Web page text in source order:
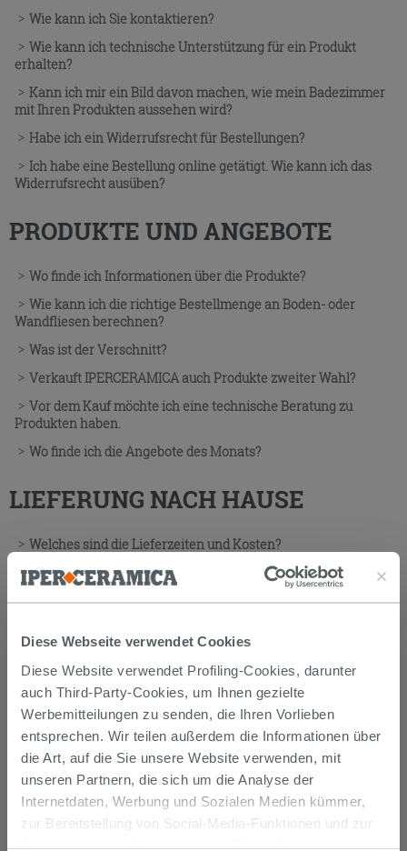
Diese Webseite verwendet Cookies
Diese Website verwendet Profiling-Cookies, darunter
auch Third-Party-Cookies, um Ihnen gezielte
Werbemitteilungen zu senden, die Ihren Vorlieben
entsprechen. Wir teilen außerdem die Informationen über
die Art, auf die Sie unsere Website verwenden, mit
unseren Partnern, die sich um die Analyse der
Internetdaten, Werbung und Sozialen Medien kümmer,
zur Bereitstellung von Social-Media-Funktionen und zur
Analyse unseres Datenverkehrs. Diese könnten sie mit
Wie kann ich Sie kontaktieren?
Wie kann ich technische Unterstützung für ein Produkt
erhalten?
Kann ich mir ein Bild davon machen, wie mein Badezimmer
mit Ihren Produkten aussehen wird?
Habe ich ein Widerrufsrecht für Bestellungen?
Ich habe eine Bestellung online getätigt. Wie kann ich das
Widerrufsrecht ausüben?
PRODUKTE UND ANGEBOTE
Wo finde ich Informationen über die Produkte?
Wie kann ich die richtige Bestellmenge an Boden- oder
Wandfliesen berechnen?
Was ist der Verschnitt?
Verkauft IPERCERAMICA auch Produkte zweiter Wahl?
Vor dem Kauf möchte ich eine technische Beratung zu
Produkten haben.
Wo finde ich die Angebote des Monats?
LIEFERUNG NACH HAUSE
Welches sind die Lieferzeiten und Kosten?
Kann ich meine Bestellung im Ausland erhalten?
Kann ich die Lieferadresse ändern, wenn die Zustellung
Kann ich eine andere Lieferadresse als die
Rechnungsadresse eingeben?
Ich habe eine Bestellung mit Lieferung zuhause: Wie und
durch wen wird mir die Ware geliefert?
Muss ich einige Dokumente bei Zustellung beachten?
Ich habe nur einen Teil der bestellten Ware erhalten. Wann
wird der fehlende Teil geliefert?
Ich habe eine Bestellung mit Lieferung zuhause und ich habe
beschädigte Ware bekommen. Wie kann ich eine Reklamation
einbringen?